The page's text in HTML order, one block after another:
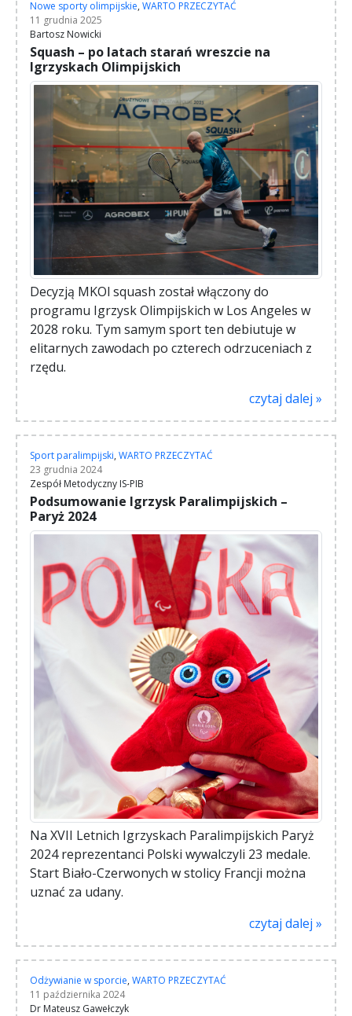
Nowe sporty olimpijskie, WARTO PRZECZYTAĆ
11 grudnia 2025
Bartosz Nowicki
Squash – po latach starań wreszcie na
Igrzyskach Olimpijskich
Decyzją MKOl squash został włączony do
programu Igrzysk Olimpijskich w Los Angeles w
2028 roku. Tym samym sport ten debiutuje w
elitarnych zawodach po czterech odrzuceniach z
rzędu.
czytaj dalej »
Sport paralimpijski, WARTO PRZECZYTAĆ
23 grudnia 2024
Zespół Metodyczny IS-PIB
Podsumowanie Igrzysk Paralimpijskich –
Paryż 2024
Na XVII Letnich Igrzyskach Paralimpijskich Paryż
2024 reprezentanci Polski wywalczyli 23 medale.
Start Biało-Czerwonych w stolicy Francji można
uznać za udany.
czytaj dalej »
Odżywianie w sporcie, WARTO PRZECZYTAĆ
11 października 2024
Dr Mateusz Gawełczyk